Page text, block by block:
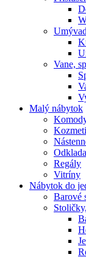
Vane,
Malý nábytok
Regály
Vitríny
Nábytok do
Barové